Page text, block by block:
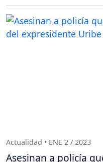
Actualidad • ENE 2 / 2023
Asesinan a policía